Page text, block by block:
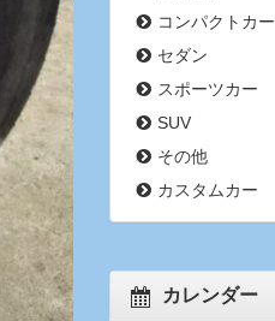
コンパクトカー
セダン
スポーツカー
SUV
その他
カスタムカー
カレンダー